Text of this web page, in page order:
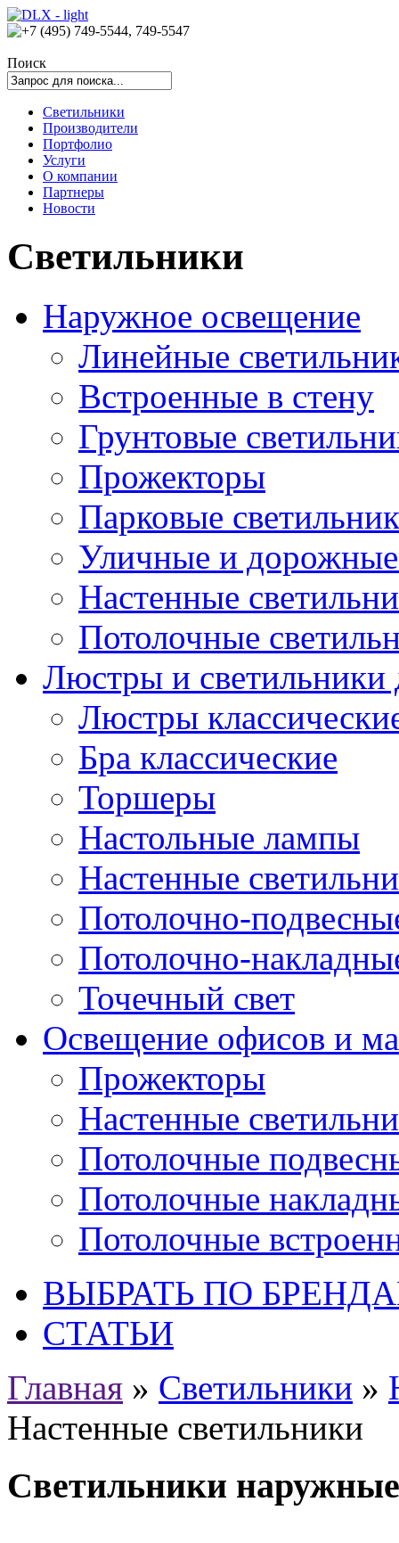
Поиск
Светильники
Производители
Портфолио
Услуги
О компании
Партнеры
Новости
Светильники
Наружное освещение
Линейные
Встроенные в стену
Грунтовые
Прожекторы
Парковые
Уличные и
Настенные
Потолочные
Люстры и светильники
Люстры
Бра классические
Торшеры
Настольные лампы
Настенные
Потолочно-
Потолочно-
Точечный свет
Освещение офисов и
Прожекторы
Настенные
Потолочные
Потолочные
Потолочные
ВЫБРАТЬ ПО
СТАТЬИ
Главная » Светильники »
Настенные светильники
Светильники